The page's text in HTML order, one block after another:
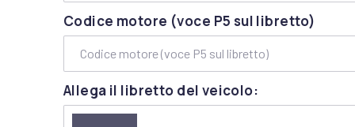
Codice motore (voce P5 sul libretto)
Allega il libretto del veicolo: